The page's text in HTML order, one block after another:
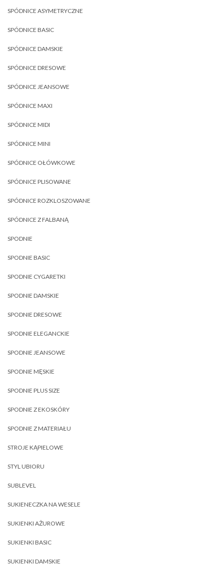
SPÓDNICE ASYMETRYCZNE
SPÓDNICE BASIC
SPÓDNICE DAMSKIE
SPÓDNICE DRESOWE
SPÓDNICE JEANSOWE
SPÓDNICE MAXI
SPÓDNICE MIDI
SPÓDNICE MINI
SPÓDNICE OŁÓWKOWE
SPÓDNICE PLISOWANE
SPÓDNICE ROZKLOSZOWANE
SPÓDNICE Z FALBANĄ
SPODNIE
SPODNIE BASIC
SPODNIE CYGARETKI
SPODNIE DAMSKIE
SPODNIE DRESOWE
SPODNIE ELEGANCKIE
SPODNIE JEANSOWE
SPODNIE MĘSKIE
SPODNIE PLUS SIZE
SPODNIE Z EKOSKÓRY
SPODNIE Z MATERIAŁU
STROJE KĄPIELOWE
STYL UBIORU
SUBLEVEL
SUKIENECZKA NA WESELE
SUKIENKI AŻUROWE
SUKIENKI BASIC
SUKIENKI DAMSKIE